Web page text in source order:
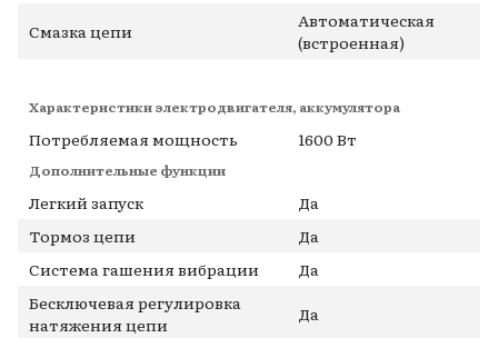
Смазка цепи
Автоматическая
(встроенная)
Характеристики электродвигателя, аккумулятора
Потребляемая мощность 1600 Вт
Дополнительные функции
Легкий запуск
Да
Тормоз цепи
Да
Система гашения вибрации
Да
Бесключевая регулировка
натяжения цепи
Да